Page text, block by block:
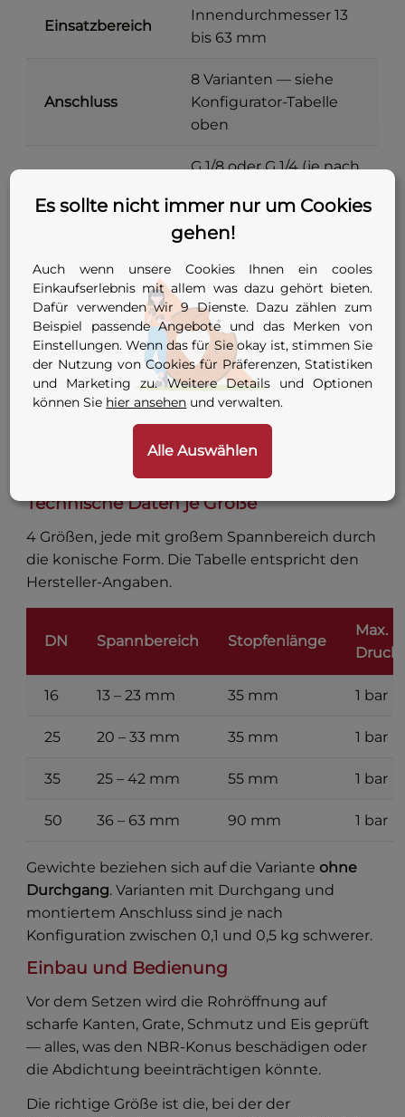
Einsatzbereich
Innendurchmesser 13
bis 63 mm
Anschluss
8 Varianten — siehe
Konfigurator-Tabelle
oben
Adapter
G 1/8 oder G 1/4 (je nach
Konfiguration)
Hinweis:
Temperatureinsatzgrenzen sind
im Hersteller-Datenblatt zu diesem
Artikel nicht ausgewiesen. NBR-
Nitrilkautschuk ist branchentypisch für
ca. –30 °C bis +100 °C geeignet — für
höhere Temperaturen vor Bestellung
Rücksprache aninfo@ab-industrie.de
Technische Daten je Größe
4 Größen, jede mit großem Spannbereich durch
die konische Form. Die Tabelle entspricht den
Hersteller-Angaben.
DN Spannbereich Stopfenlänge
Max.
Druck
16 13 – 23 mm 35 mm 1 bar
25 20 – 33 mm 35 mm 1 bar
35 25 – 42 mm 55 mm 1 bar
50 36 – 63 mm 90 mm 1 bar
Gewichte beziehen sich auf die Varianteohne
Durchgang. Varianten mit Durchgang und
montiertem Anschluss sind je nach
Konfiguration zwischen 0,1 und 0,5 kg schwerer.
Einbau und Bedienung
Vor dem Setzen wird die Rohröffnung auf
scharfe Kanten, Grate, Schmutz und Eis geprüft
— alles, was den NBR-Konus beschädigen oder
die Abdichtung beeinträchtigen könnte.
Die richtige Größe ist die, bei der der
Es sollte nicht immer nur um Cookies
gehen!
Auch wenn unsere Cookies Ihnen ein cooles
Einkaufserlebnis mit allem was dazu gehört bieten.
Dafür verwenden wir 9 Dienste. Dazu zählen zum
Beispiel passende Angebote und das Merken von
Einstellungen. Wenn das für Sie okay ist, stimmen Sie
der Nutzung von Cookies für Präferenzen, Statistiken
und Marketing zu. Weitere Details und Optionen
können Sie hier ansehen und verwalten.
Alle Auswählen